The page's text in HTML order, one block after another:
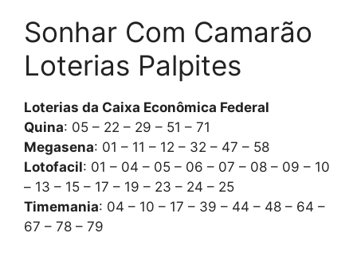
Sonhar Com Camarão
Loterias Palpites
Loterias da Caixa Econômica Federal
Quina: 05 – 22 – 29 – 51 – 71
Megasena: 01 – 11 – 12 – 32 – 47 – 58
Lotofacil: 01 – 04 – 05 – 06 – 07 – 08 – 09 – 10
– 13 – 15 – 17 – 19 – 23 – 24 – 25
Timemania: 04 – 10 – 17 – 39 – 44 – 48 – 64 –
67 – 78 – 79